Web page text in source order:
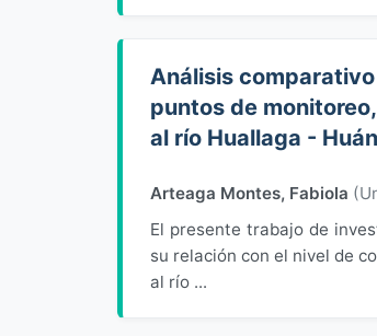
Análisis
puntos de
al río Huallaga -
Arteaga Montes, Fabiola (
El presente trabajo de
su relación con el nivel de
al río ...